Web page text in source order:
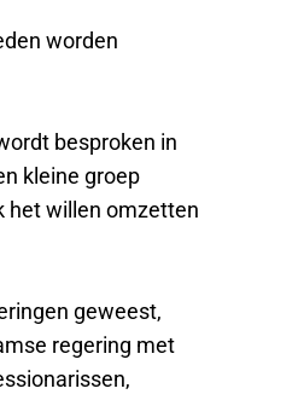
worden
besproken in
kleine groep
het willen omzetten
geweest,
regering met